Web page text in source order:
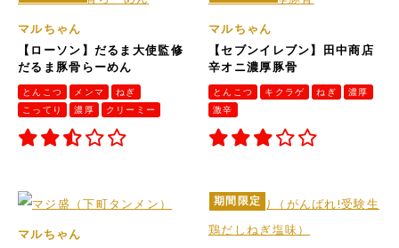
マルちゃん
【ローソン】だるま大使監修
だるま豚骨らーめん
とんこつ メンマ
ねぎ
こってり
濃厚 クリーミー
マルちゃん
【セブンイレブン】田中商店
辛オニ濃厚豚骨
とんこつ キクラゲ ねぎ
濃厚
激辛
マルちゃん
期間限定